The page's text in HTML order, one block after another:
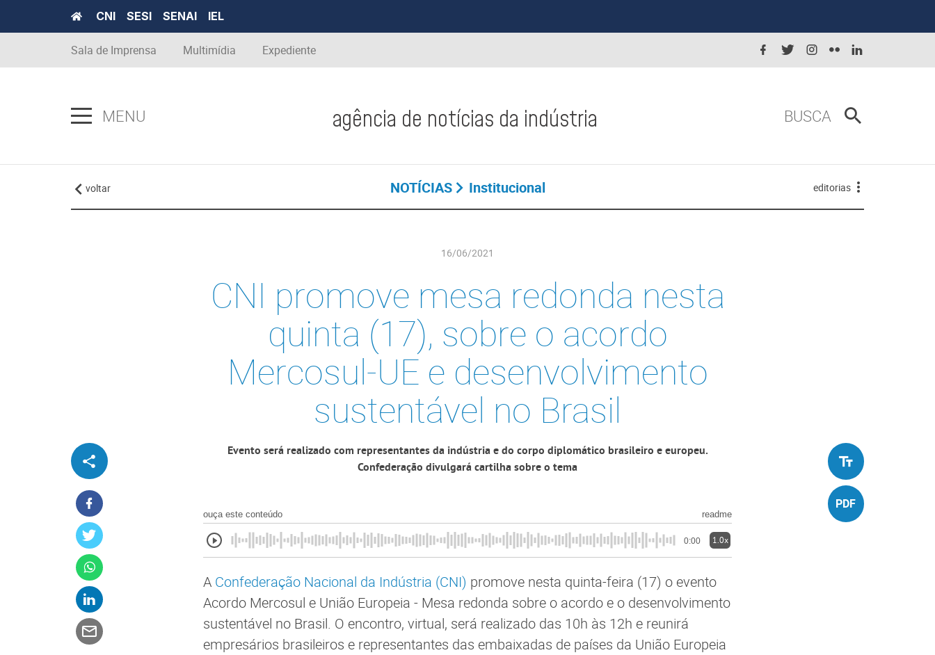
CNI SESI SENAI IEL
Sala de Imprensa Multimídia Expediente
MENU agência de notícias da indústria BUSCA
voltar NOTÍCIAS Institucional editorias
16/06/2021
CNI promove mesa redonda nesta
quinta (17), sobre o acordo
Mercosul-UE e desenvolvimento
sustentável no Brasil
Evento será realizado com representantes da indústria e do corpo diplomático brasileiro e europeu.
Confederação divulgará cartilha sobre o tema
ouça este conteúdo readme
0:00 1.0x
A Confederação Nacional da Indústria (CNI) promove nesta quinta-feira (17) o evento
Acordo Mercosul e União Europeia - Mesa redonda sobre o acordo e o desenvolvimento
sustentável no Brasil. O encontro, virtual, será realizado das 10h às 12h e reunirá
empresários brasileiros e representantes das embaixadas de países da União Europeia